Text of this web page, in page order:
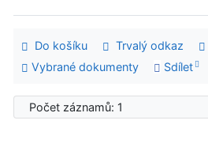
Do košíku Trvalý odkaz
Vybrané dokumenty
Sdílet
Počet záznamů: 1